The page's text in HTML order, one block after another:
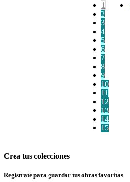
1
2
3
4
5
6
7
8
9
10
11
12
13
14
15
Crea tus colecciones
Regístrate para guardar tus obras favoritas